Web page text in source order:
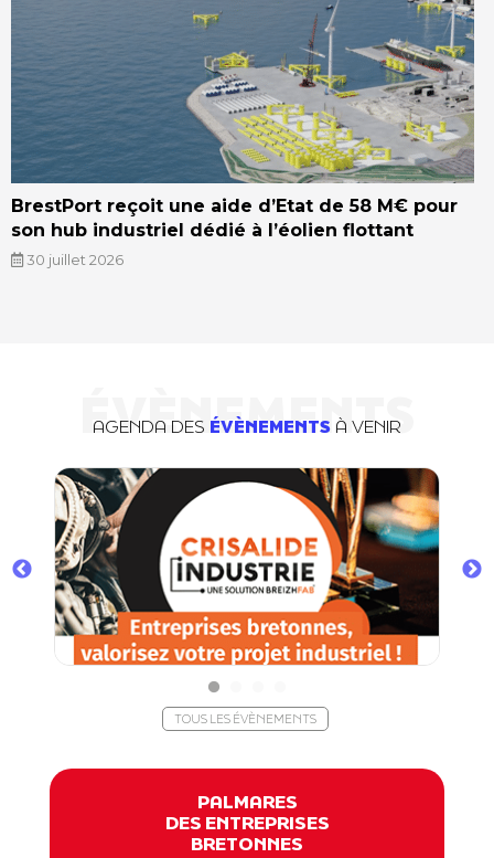
BrestPort reçoit une aide d’Etat de 58 M€ pour
son hub industriel dédié à l’éolien flottant
30 juillet 2026
ÉVÈNEMENTS
AGENDA DES ÉVÈNEMENTS À VENIR
TOUS LES ÉVÈNEMENTS
PALMARES
DES ENTREPRISES
BRETONNES